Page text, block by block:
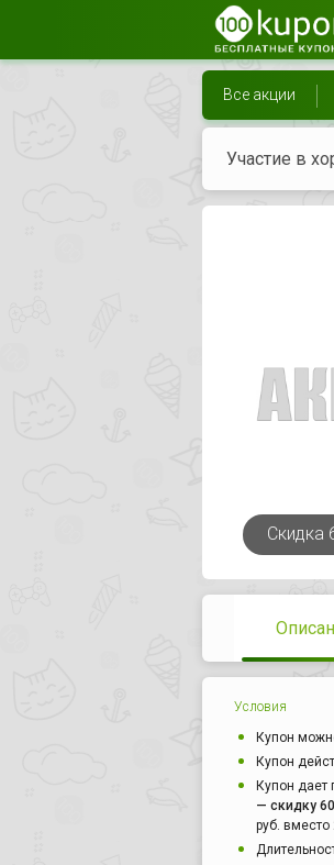
Все акции
Участие в
Скидка
Условия
Купон
Купон
Купон дает
— скидку
руб. вместо